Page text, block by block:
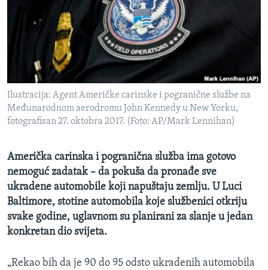
O GLASU AMERIKE
Learning English
PRATITE NAS
Jezici
Ilustracija: Agent Američke carinske i pogranične službe na
Međunarodnom aerodromu John Kennedy u New Yorku,
fotografisan 27. oktobra 2017. (Foto: AP/Mark Lennihan)
Američka carinska i pogranična služba ima gotovo
nemoguć zadatak – da pokuša da pronađe sve
ukradene automobile koji napuštaju zemlju. U Luci
Baltimore, stotine automobila koje službenici otkriju
svake godine, uglavnom su planirani za slanje u jedan
konkretan dio svijeta.
„Rekao bih da je 90 do 95 odsto ukradenih automobila